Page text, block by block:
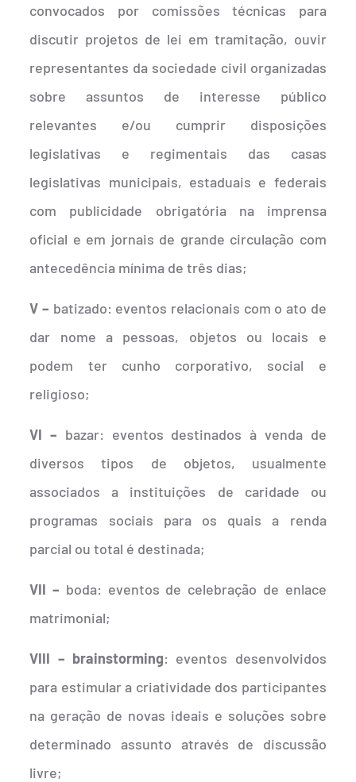
convocados por comissões técnicas para
discutir projetos de lei em tramitação, ouvir
representantes da sociedade civil organizadas
sobre assuntos de interesse público
relevantes e/ou cumprir disposições
legislativas e regimentais das casas
legislativas municipais, estaduais e federais
com publicidade obrigatória na imprensa
oficial e em jornais de grande circulação com
antecedência mínima de três dias;
V – batizado: eventos relacionais com o ato de
dar nome a pessoas, objetos ou locais e
podem ter cunho corporativo, social e
religioso;
VI – bazar: eventos destinados à venda de
diversos tipos de objetos, usualmente
associados a instituições de caridade ou
programas sociais para os quais a renda
parcial ou total é destinada;
VII – boda: eventos de celebração de enlace
matrimonial;
VIII – brainstorming: eventos desenvolvidos
para estimular a criatividade dos participantes
na geração de novas ideais e soluções sobre
determinado assunto através de discussão
livre;